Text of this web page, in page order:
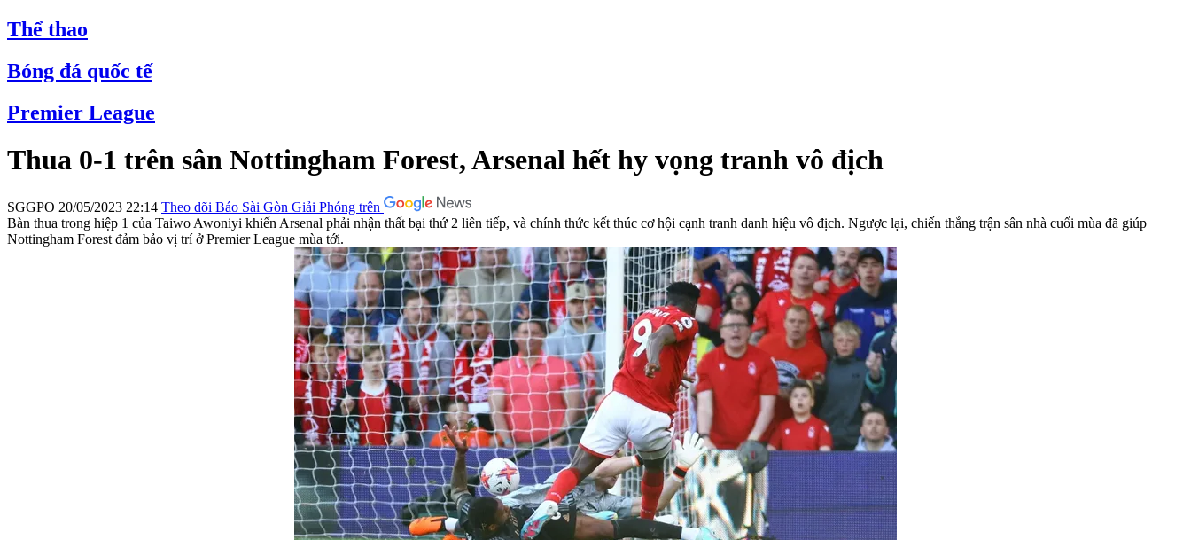
Thể thao
Bóng đá quốc tế
Premier League
Thua 0-1 trên sân Nottingham Forest, Arsenal hết hy vọng tranh vô địch
SGGPO 20/05/2023 22:14 Theo dõi Báo Sài Gòn Giải Phóng trên
Bàn thua trong hiệp 1 của Taiwo Awoniyi khiến Arsenal phải nhận thất bại thứ 2 liên tiếp, và chính thức kết thúc cơ hội cạnh tranh danh hiệu vô địch. Ngược lại, chiến thắng trận sân nhà cuối mùa đã giúp
Nottingham Forest đảm bảo vị trí ở Premier League mùa tới.